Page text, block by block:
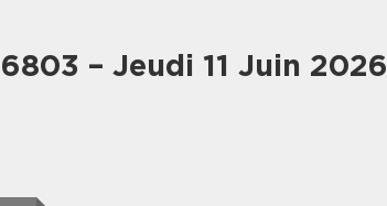
– Jeudi 11 Juin 2026